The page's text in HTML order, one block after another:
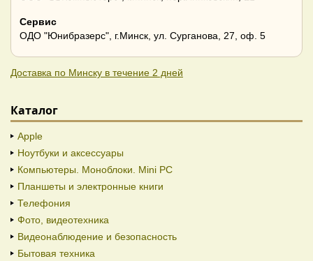
Сервис
ОДО "Юнибразерс", г.Минск, ул. Сурганова, 27, оф. 5
Доставка по Минску в течение 2 дней
Каталог
Apple
Ноутбуки и аксессуары
Компьютеры. Моноблоки. Mini PC
Планшеты и электронные книги
Телефония
Фото, видеотехника
Видеонаблюдение и безопасность
Бытовая техника